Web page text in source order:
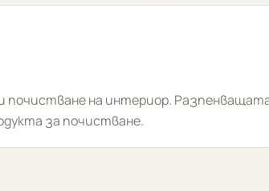
почистване на интериор.
за почистване.